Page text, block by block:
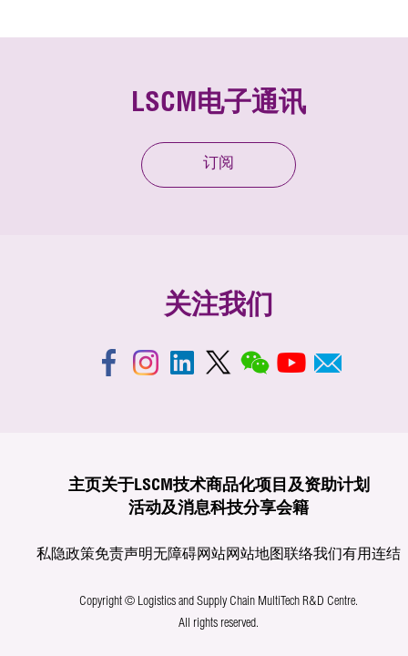
LSCM电子通讯
订阅
关注我们
主页关于LSCM技术商品化项目及资助计划
活动及消息科技分享会籍
私隐政策免责声明无障碍网站网站地图联络我们有用连结
Copyright © Logistics and Supply Chain MultiTech R&D Centre.
All rights reserved.